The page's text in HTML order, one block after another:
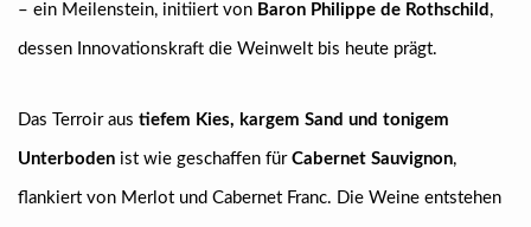
– ein Meilenstein, initiiert von Baron Philippe de Rothschild ,
dessen Innovationskraft die Weinwelt bis heute prägt.
Das Terroir aus tiefem Kies, kargem Sand und tonigem
Unterboden ist wie geschaffen für Cabernet Sauvignon,
flankiert von Merlot und Cabernet Franc. Die Weine entstehen